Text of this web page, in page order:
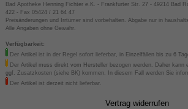
Bad Apotheke Henning Fichter e.K. - Frankfurter Str. 27 - 49214 Bad
422 - Fax 05424 / 21 64 47
Preisänderungen und Irrtümer sind vorbehalten. Abgabe nur in
Alle Angaben ohne Gewähr.
Verfügbarkeit:
Der Artikel ist in der Regel sofort lieferbar, in Einzelfällen bis zu 6
Der Artikel muss direkt vom Hersteller bezogen werden. Daher kann
ggf. Zusatzkosten (siehe BK) kommen. In diesem Fall werden Sie
Der Artikel ist derzeit nicht lieferbar.
Vertrag widerrufen